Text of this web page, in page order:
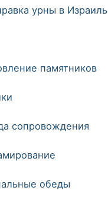
урны в Израиль
памятников
сопровождения
обеды